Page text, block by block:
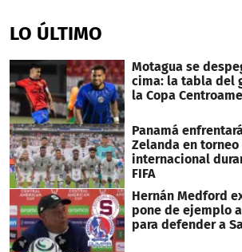
of
14
LO ÚLTIMO
Motagua se
cima: la tabla del
la Copa
Panamá
Zelanda en torneo
internacional
FIFA
Hernán Medford
pone de ejemplo
para defender a